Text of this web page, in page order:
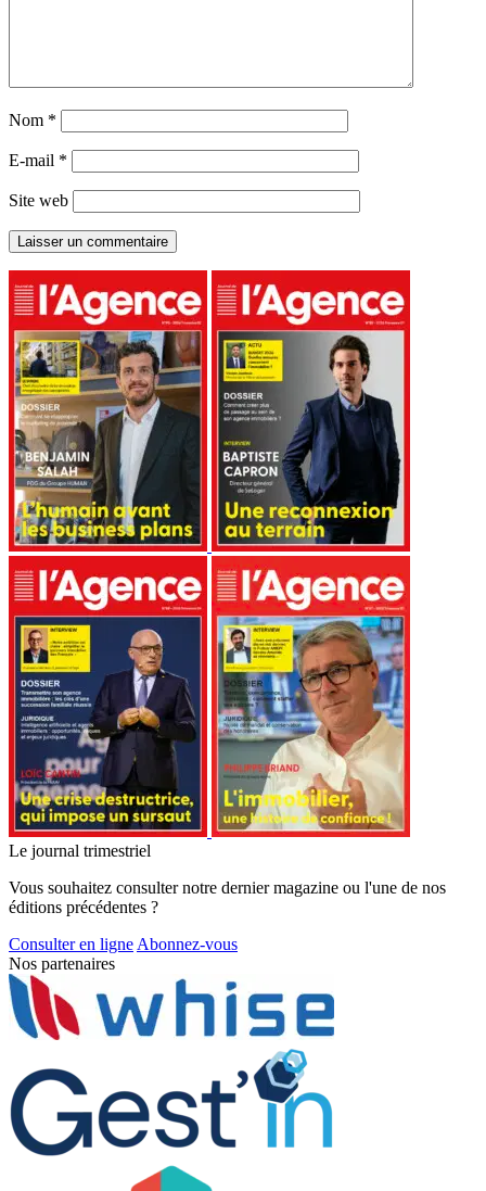
Nom *
E-mail *
Site web
Le journal trimestriel
Vous souhaitez consulter notre dernier magazine ou l'une de nos
éditions précédentes ?
Consulter en ligneAbonnez-vous
Nos partenaires